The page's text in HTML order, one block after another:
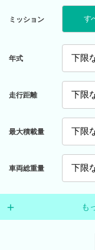
ミッション す
年式
走行距離
最大積載量
車両総重量
も